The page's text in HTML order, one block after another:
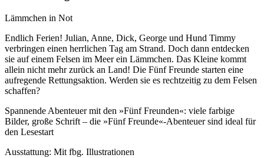
Lämmchen in Not
Endlich Ferien! Julian, Anne, Dick, George und Hund Timmy
verbringen einen herrlichen Tag am Strand. Doch dann entdecken
sie auf einem Felsen im Meer ein Lämmchen. Das Kleine kommt
allein nicht mehr zurück an Land! Die Fünf Freunde starten eine
aufregende Rettungsaktion. Werden sie es rechtzeitig zu dem Felsen
schaffen?
Spannende Abenteuer mit den »Fünf Freunden«: viele farbige
Bilder, große Schrift – die »Fünf Freunde«-Abenteuer sind ideal für
den Lesestart
Ausstattung: Mit fbg. Illustrationen